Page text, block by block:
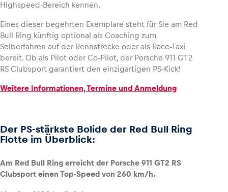
Highspeed-Bereich kennen.
Eines dieser begehrten Exemplare steht für Sie am Red
Bull Ring künftig optional als Coaching zum
Selberfahren auf der Rennstrecke oder als Race-Taxi
bereit. Ob als Pilot oder Co-Pilot, der Porsche 911 GT2
RS Clubsport garantiert den einzigartigen PS-Kick!
Weitere Informationen, Termine und Anmeldung
Der PS-stärkste Bolide der Red Bull Ring
Flotte im Überblick:
Am Red Bull Ring erreicht der Porsche 911 GT2 RS
Clubsport einen Top-Speed von 260 km/h.